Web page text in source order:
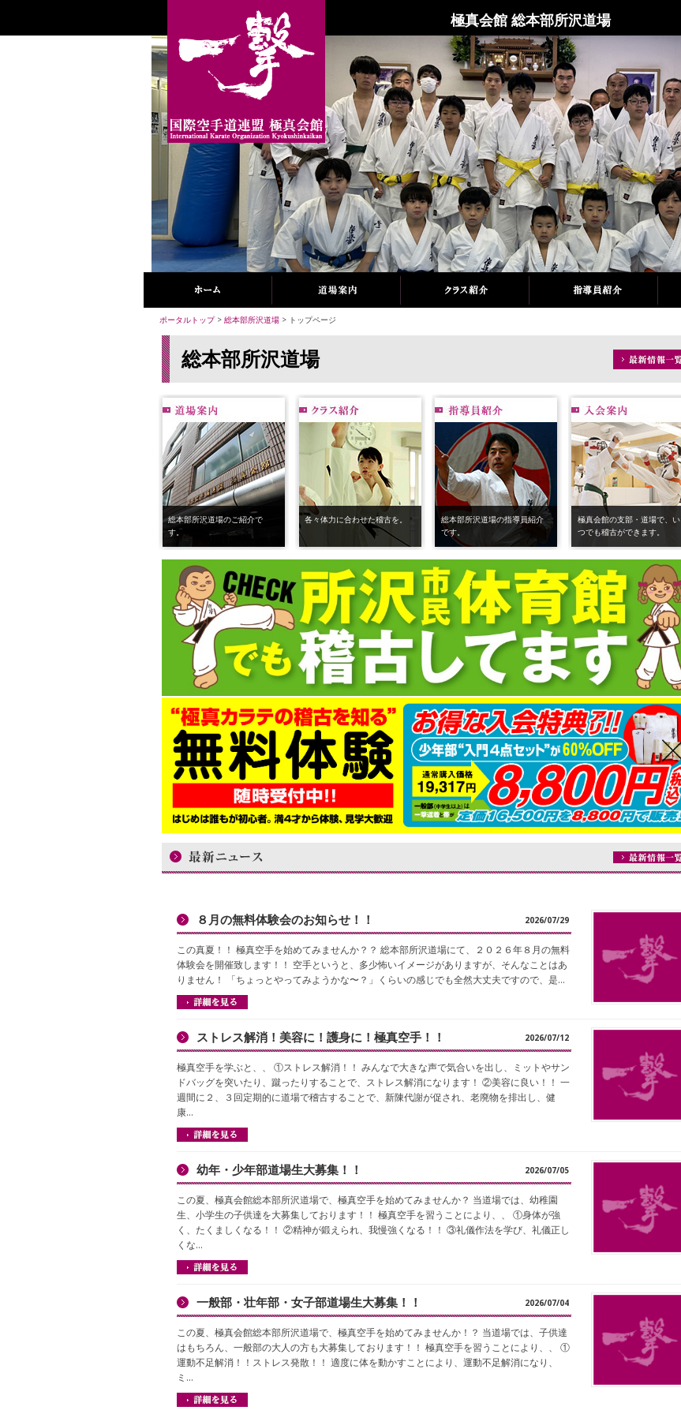
極真会館 総本部所沢道場
ポータルトップ> 総本部所沢道場 > トップページ
総本部所沢道場
総本部所沢道場のご紹介で
す。
各々体力に合わせた稽古を。
総本部所沢道場の指導員紹介
です。
極真会館の支部・道場で、い
つでも稽古ができます。
８月の無料体験会のお知らせ！！ 2026/07/29
この真夏！！ 極真空手を始めてみませんか？？ 総本部所沢道場にて、２０２６年８月の無料
体験会を開催致します！！ 空手というと、多少怖いイメージがありますが、そんなことはあ
りません！ 「ちょっとやってみようかな〜？」くらいの感じでも全然大丈夫ですので、是…
ストレス解消！美容に！護身に！極真空手！！ 2026/07/12
極真空手を学ぶと、、 ①ストレス解消！！ みんなで大きな声で気合いを出し、ミットやサン
ドバッグを突いたり、蹴ったりすることで、ストレス解消になります！ ②美容に良い！！ 一
週間に２、３回定期的に道場で稽古することで、新陳代謝が促され、老廃物を排出し、健
康…
幼年・少年部道場生大募集！！ 2026/07/05
この夏、極真会館総本部所沢道場で、極真空手を始めてみませんか？ 当道場では、幼稚園
生、小学生の子供達を大募集しております！！ 極真空手を習うことにより、、 ①身体が強
く、たくましくなる！！ ②精神が鍛えられ、我慢強くなる！！ ③礼儀作法を学び、礼儀正し
くな…
一般部・壮年部・女子部道場生大募集！！ 2026/07/04
この夏、極真会館総本部所沢道場で、極真空手を始めてみませんか！？ 当道場では、子供達
はもちろん、一般部の大人の方も大募集しております！！ 極真空手を習うことにより、、 ①
運動不足解消！！ストレス発散！！ 適度に体を動かすことにより、運動不足解消になり、
ミ…